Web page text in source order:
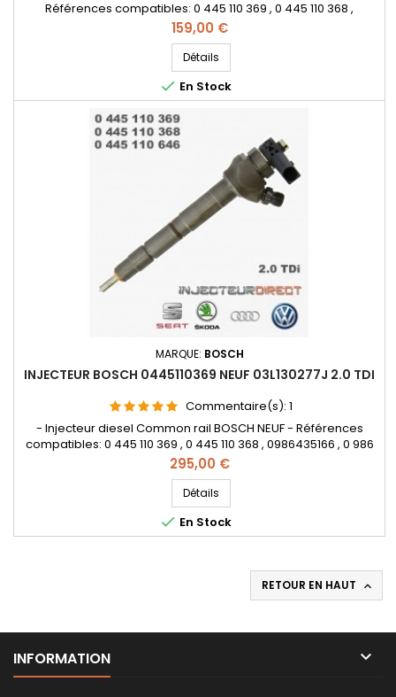
Références compatibles: 0 445 110 369 , 0 445 110 368 ,
0986435166 , 0 986 435 166 , 0445110646 , 0445110647 , 0 445
110 646 , 0 445 110 647 , 0986435167 , 0 986 435 167 , 03L 130 277 J
, 03L 130 277 Q , 03L130277J , 03L130277Q , 03L130855CX - Pour
motorisation Audi Volkswagen Skoda Seat 2.0...
Prix
159,00 €
Détails
 En Stock
MARQUE: BOSCH
INJECTEUR BOSCH 0445110369 NEUF 03L130277J 2.0 TDI
Commentaire(s): 1
- Injecteur diesel Common rail BOSCH NEUF - Références
compatibles: 0 445 110 369 , 0 445 110 368 , 0986435166 , 0 986
435 166 , 0445110646 , 0445110647 , 0 445 110 646 , 0 445 110 647
, 0986435167 , 0 986 435 167 , 03L 130 277 J , 03L 130 277 Q
, 03L130277J , 03L130277Q , 03L130855CX - Pour
motorisation Audi Volkswagen Skoda Seat 2.0 TDi Pièce...
Prix
295,00 €
Détails
 En Stock
RETOUR EN HAUT 
INFORMATION 